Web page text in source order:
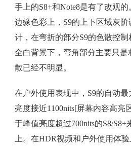
手上的S8+和Note8是有了改观
边缘色彩上，S9的上下区域灰
计，在弯折的部分S9的色散控
全白背景下，弯角部分主要只
散已经不明显。
在户外使用表现中，S9的自动最
亮度接近1100nits[屏幕内容高亮
于峰值亮度超过700nits的S8/S8+
上。在HDR视频和户外使用体